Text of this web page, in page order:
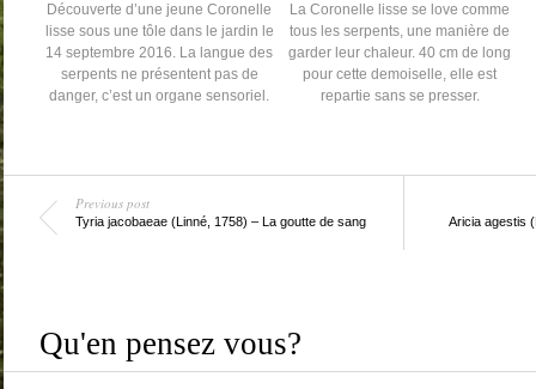
Découverte d’une jeune Coronelle
lisse sous une tôle dans le jardin le
14 septembre 2016. La langue des
serpents ne présentent pas de
danger, c’est un organe sensoriel.
La Coronelle lisse se love comme
tous les serpents, une manière de
garder leur chaleur. 40 cm de long
pour cette demoiselle, elle est
repartie sans se presser.
Previous post
Tyria jacobaeae (Linné, 1758) – La goutte de sang Aricia agestis
Qu'en pensez vous?